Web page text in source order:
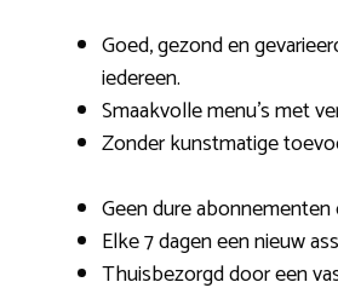
Goed, gezond en
iedereen.
Smaakvolle menu’s met
Zonder kunstmatige
Geen dure
Elke 7 dagen een nieuw
Thuisbezorgd door een